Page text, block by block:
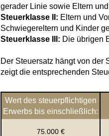
gerader Linie sowie Eltern
Steuerklasse II: Eltern und
Schwiegereltern und Kinder
Steuerklasse III: Die übrigen
Der Steuersatz hängt von der
zeigt die entsprechenden
Wert des steuerpflichtigen
Erwerbs bis einschließlich:
75.000 €